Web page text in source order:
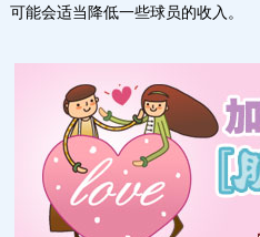
可能会适当降低一些球员的收入。